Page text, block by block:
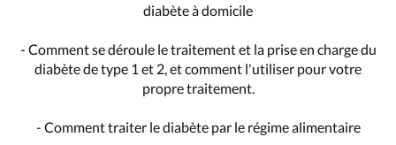
diabète à domicile
- Comment se déroule le traitement et la prise en charge du
diabète de type 1 et 2, et comment l'utiliser pour votre
propre traitement.
- Comment traiter le diabète par le régime alimentaire